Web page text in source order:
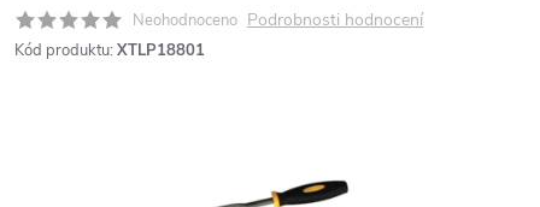
Neohodnoceno Podrobnosti hodnocení
Kód produktu: XTLP18801